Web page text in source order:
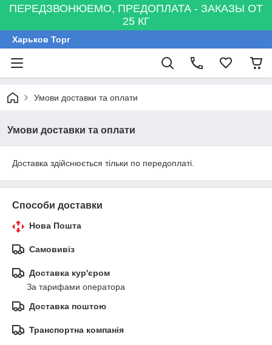
ПЕРЕДЗВОНЮЕМО, ПРЕДОПЛАТА - ЗАКАЗЫ ОТ
25 КГ
Харьков Торг
Умови доставки та оплати
Умови доставки та оплати
Доставка здійснюється тільки по передоплаті.
Способи доставки
Нова Пошта
Самовивіз
Доставка кур'єром
За тарифами оператора
Доставка поштою
Транспортна компанія